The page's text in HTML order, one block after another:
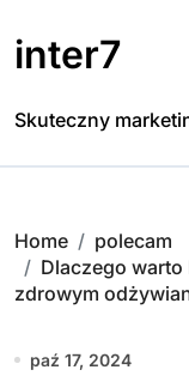
to
content
inter7
Skuteczny
Home
polecam
Dlaczego
zdrowym
paź 17, 2024